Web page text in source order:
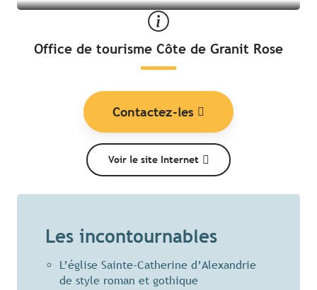
Office de tourisme Côte de Granit Rose
Contactez-les
Voir le site Internet
Les incontournables
L’église Sainte-Catherine d’Alexandrie
de style roman et gothique